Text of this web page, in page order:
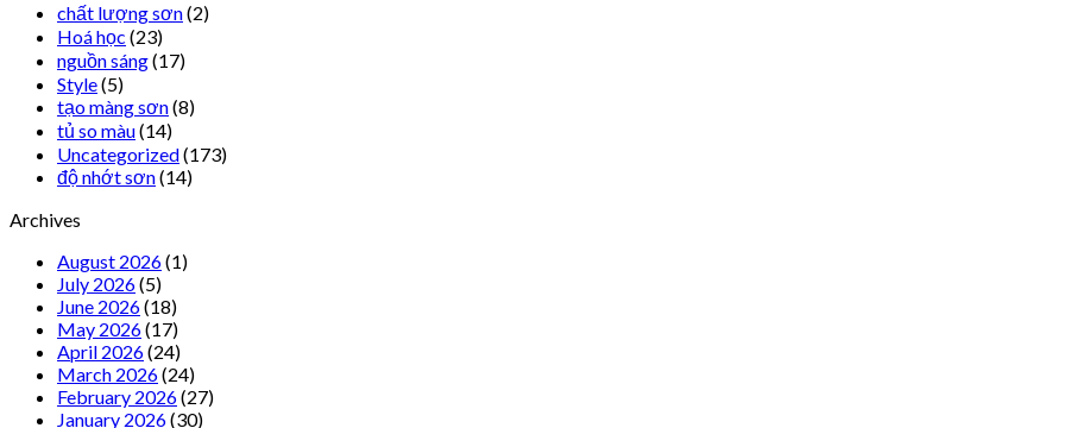
chất lượng sơn(2)
Hoá học (23)
nguồn sáng(17)
Style(5)
tạo màng sơn(8)
tủ so màu(14)
Uncategorized(173)
độ nhớt sơn(14)
Archives
August 2026(1)
July 2026(5)
June 2026(18)
May 2026(17)
April 2026(24)
March 2026(24)
February 2026(27)
January 2026(30)